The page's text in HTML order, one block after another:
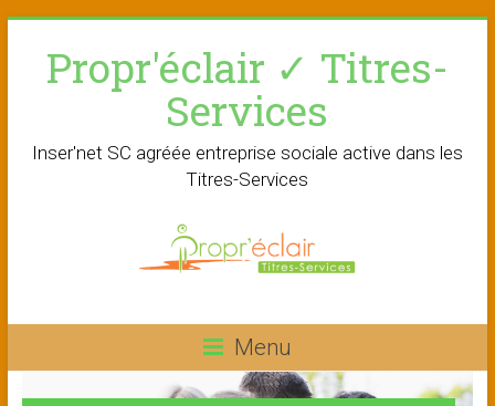
contentPropr'éclair ✓ Titres-
Services
Inser'net SC agréée entreprise sociale active dans les
Titres-Services
Menu